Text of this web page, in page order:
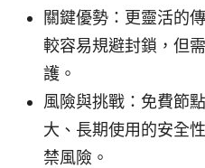
關鍵優勢：更靈活的
較容易規避封鎖，但
護。
風險與挑戰：免費節
大、長期使用的安全
禁風險。